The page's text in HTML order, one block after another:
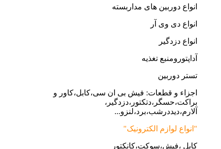
انواع دوربین های مداربسته
انواع دی وی آر
انواع دزدگیر
آداپتورومنبع تغذیه
تستر دوربین
اجزاء و قطعات: فیش بی ان سی،کابل،کاور و
براکت،حسگر،دتکتور،دزدگیر،
آلارم،دیددرشب،برد،لنزو...
"انواع لوازم الکترونیک"
کابل ،فیش،سوکت،کانکتور